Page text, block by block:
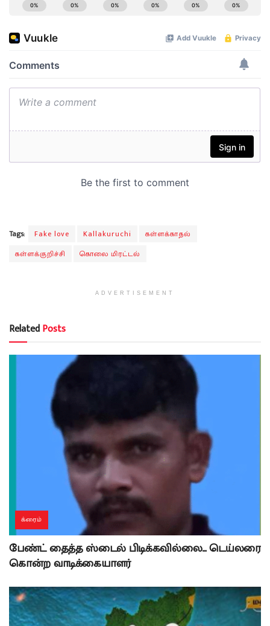
Tags: Fake love Kallakuruchi
கள்ளக்காதல்
கள்ளக்குறிச்சி
கொலை மிரட்டல்
ADVERTISEMENT
RelatedPosts
க்ரைம்
பேண்ட் தைத்த ஸ்டைல் பிடிக்கவில்லை… டெய்லரை
கொன்ற வாடிக்கையாளர்